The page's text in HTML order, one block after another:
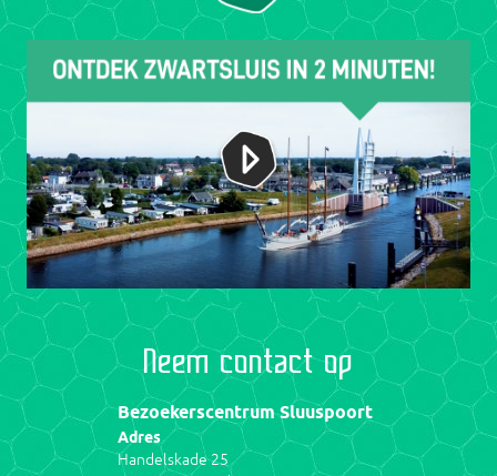
Neem contact op
Bezoekerscentrum Sluuspoort
Adres
Handelskade 25